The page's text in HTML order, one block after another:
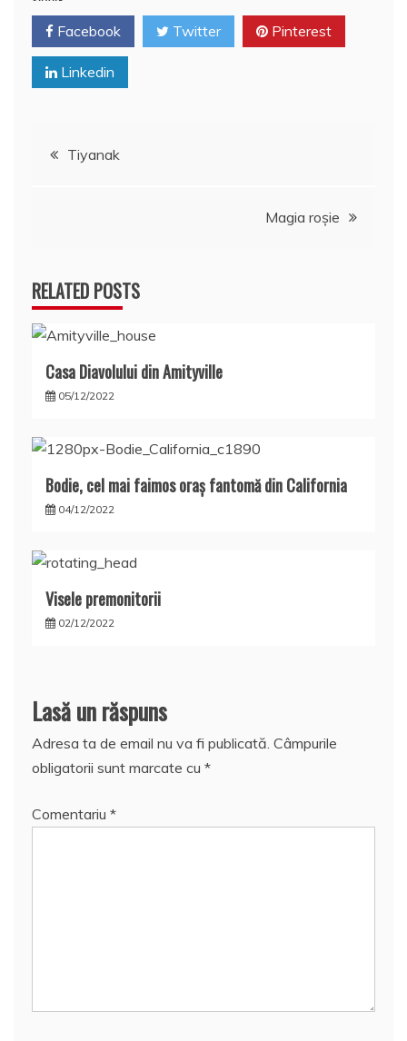
Facebook Twitter Pinterest
Linkedin
Navigare
Tiyanak
Magia roșie
RELATED POSTS
Casa Diavolului din Amityville
05/12/2022
Bodie, cel mai faimos oraş fantomă din California
04/12/2022
Visele premonitorii
02/12/2022
Lasă un răspuns
Adresa ta de email nu va fi publicată. Câmpurile
obligatorii sunt marcate cu *
Comentariu *